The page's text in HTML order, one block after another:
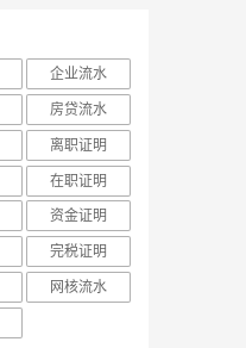
企业流水
房贷流水
离职证明
在职证明
资金证明
完税证明
网核流水